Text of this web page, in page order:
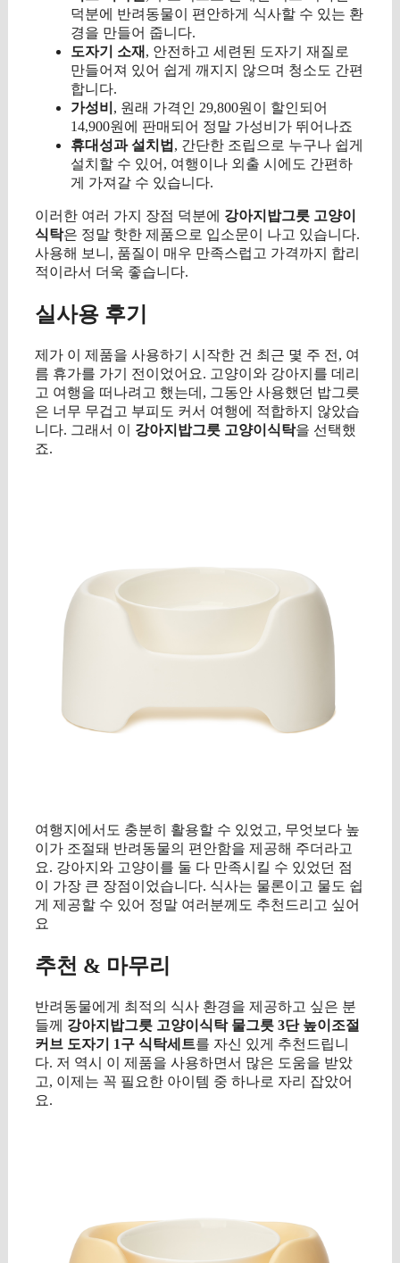
덕분에 반려동물이 편안하게 식사할 수 있는 환
경을 만들어 줍니다.
도자기 소재 , 안전하고 세련된 도자기 재질로
만들어져 있어 쉽게 깨지지 않으며 청소도 간편
합니다.
가성비 , 원래 가격인 29,800원이 할인되어
14,900원에 판매되어 정말 가성비가 뛰어나죠
휴대성과 설치법 , 간단한 조립으로 누구나 쉽게
설치할 수 있어, 여행이나 외출 시에도 간편하
게 가져갈 수 있습니다.
이러한 여러 가지 장점 덕분에 강아지밥그릇 고양이
식탁은 정말 핫한 제품으로 입소문이 나고 있습니다.
사용해 보니, 품질이 매우 만족스럽고 가격까지 합리
적이라서 더욱 좋습니다.
실사용 후기
제가 이 제품을 사용하기 시작한 건 최근 몇 주 전, 여
름 휴가를 가기 전이었어요. 고양이와 강아지를 데리
고 여행을 떠나려고 했는데, 그동안 사용했던 밥그릇
은 너무 무겁고 부피도 커서 여행에 적합하지 않았습
니다. 그래서 이 강아지밥그릇 고양이식탁을 선택했
죠.
여행지에서도 충분히 활용할 수 있었고, 무엇보다 높
이가 조절돼 반려동물의 편안함을 제공해 주더라고
요. 강아지와 고양이를 둘 다 만족시킬 수 있었던 점
이 가장 큰 장점이었습니다. 식사는 물론이고 물도 쉽
게 제공할 수 있어 정말 여러분께도 추천드리고 싶어
요
추천 & 마무리
반려동물에게 최적의 식사 환경을 제공하고 싶은 분
들께 강아지밥그릇 고양이식탁 물그릇 3단 높이조절
커브 도자기 1구 식탁세트를 자신 있게 추천드립니
다. 저 역시 이 제품을 사용하면서 많은 도움을 받았
고, 이제는 꼭 필요한 아이템 중 하나로 자리 잡았어
요.